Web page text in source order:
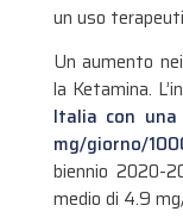
un uso
Un aumento
la Ketamina.
Italia con
mg/giorno/
biennio 2020-
medio di 4.9